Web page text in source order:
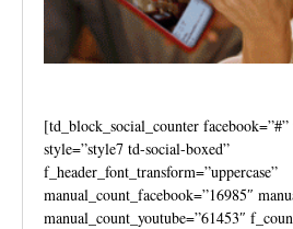
[td_block_social_counter
style=”style7 td-social-boxed”
f_header_font_transform=”uppercase”
manual_count_facebook=”16985″
manual_count_youtube=”61453″